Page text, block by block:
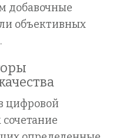
добавочные
объективных
цифровой
сочетание